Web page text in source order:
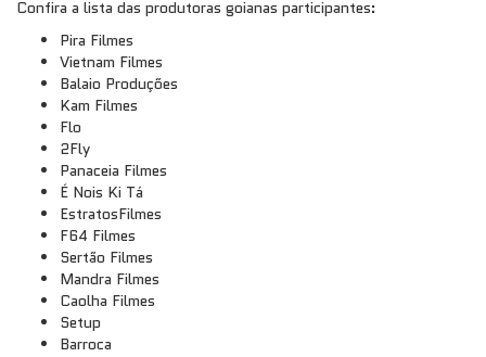
Confira a lista das produtoras goianas participantes:
Pira Filmes
Vietnam Filmes
Balaio Produções
Kam Filmes
Flo
2Fly
Panaceia Filmes
É Nois Ki Tá
EstratosFilmes
F64 Filmes
Sertão Filmes
Mandra Filmes
Caolha Filmes
Setup
Barroca